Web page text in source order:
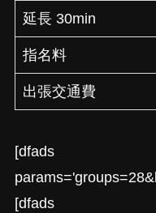
延長 30min
指名料
出張交通費
[dfads
[dfads